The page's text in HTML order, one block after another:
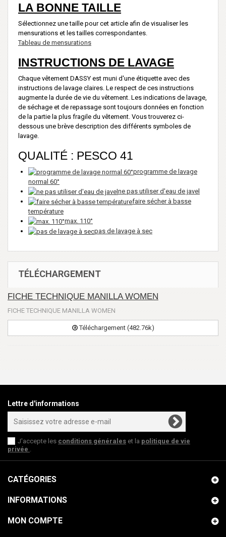
LA BONNE TAILLE
Sélectionnez une taille pour cet article afin de visualiser les
mensurations et les tailles correspondantes.
Tableau de mensurations
INSTRUCTIONS DE LAVAGE
Chaque vêtement DASSY est muni d'une étiquette avec des
instructions de lavage claires. Le respect de ces instructions
augmente la durée de vie du vêtement. Les indications de lavage,
de séchage et de repassage sont toujours données en fonction
de la partie la plus fragile du vêtement. Vous trouverez ci-
dessous une brève description des différents symboles de
lavage.
QUALITÉ : PESCO 41
programme de lavage
normal 60°
ne pas utiliser d'eau de javel
faire sécher à basse
température
max. 110°
pas de lavage à sec
TÉLÉCHARGEMENT
FICHE TECHNIQUE MANILLA WOMEN
FICHE TECHNIQUE MANILLA WOMEN
Téléchargement (482.76k)
Lettre d'informations
J'accepte les conditions générales et la politique de vie
privée .
CATÉGORIES
INFORMATIONS
MON COMPTE